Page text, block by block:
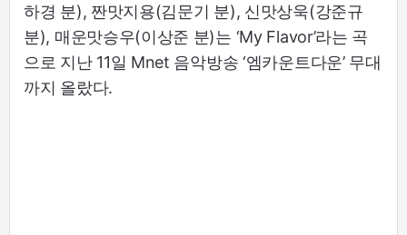
하경 분), 짠맛지용(김문기 분), 신맛상욱(강준규
분), 매운맛승우(이상준 분)는 ‘My Flavor’라는 곡
으로 지난 11일 Mnet 음악방송 ‘엠카운트다운’ 무대
까지 올랐다.